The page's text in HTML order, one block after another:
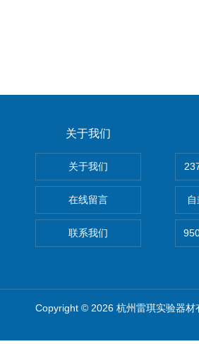
关于我们
关于我们
在线留言
联系我们
Copyright © 2026 杭州雷琪实验器材